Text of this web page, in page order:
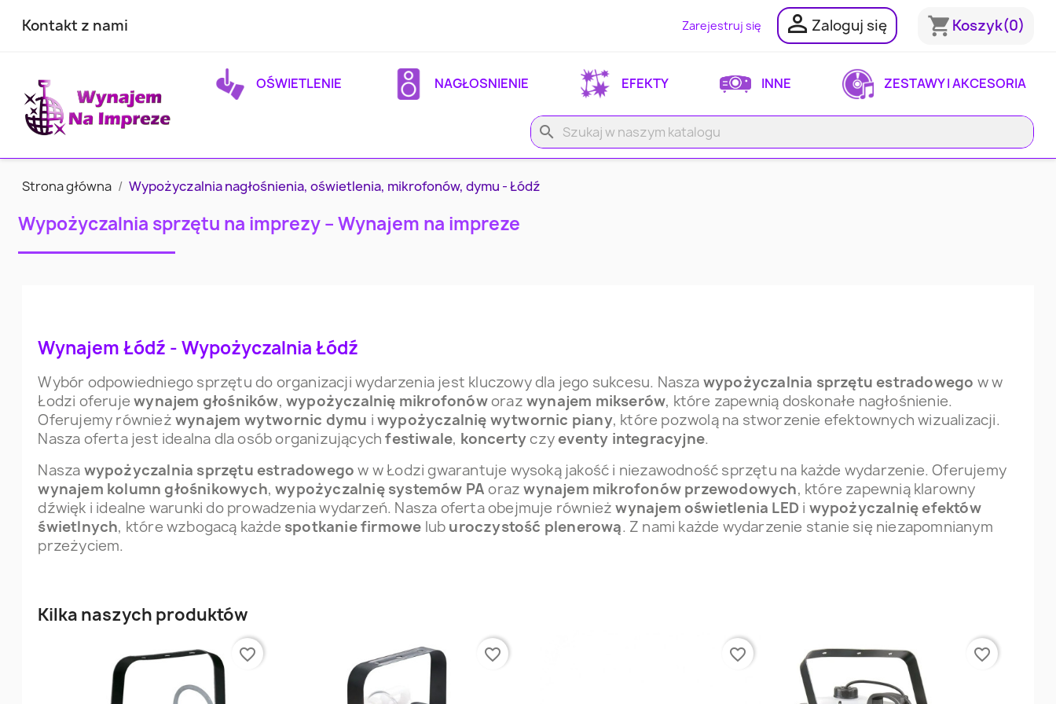
Kontakt z nami Zarejestruj się  Zaloguj się shopping_cart Koszyk(0)
OŚWIETLENIE NAGŁOSNIENIE EFEKTY INNE ZESTAWY I AKCESORIA
search
Strona główna Wypożyczalnia nagłośnienia, oświetlenia, mikrofonów, dymu - Łódź
Wypożyczalnia sprzętu na imprezy – Wynajem na impreze
Wynajem Łódź - Wypożyczalnia Łódź
Wybór odpowiedniego sprzętu do organizacji wydarzenia jest kluczowy dla jego sukcesu. Nasza wypożyczalnia sprzętu estradowego w w
Łodzi oferujewynajem głośników,wypożyczalnię mikrofonóworazwynajem mikserów, które zapewnią doskonałe nagłośnienie.
Oferujemy równieżwynajem wytwornic dymu iwypożyczalnię wytwornic piany, które pozwolą na stworzenie efektownych wizualizacji.
Nasza oferta jest idealna dla osób organizującychfestiwale, koncertyczyeventy integracyjne.
Nasza wypożyczalnia sprzętu estradowego w w Łodzi gwarantuje wysoką jakość i niezawodność sprzętu na każde wydarzenie. Oferujemy
wynajem kolumn głośnikowych,wypożyczalnię systemów PA orazwynajem mikrofonów przewodowych, które zapewnią klarowny
dźwięk i idealne warunki do prowadzenia wydarzeń. Nasza oferta obejmuje równieżwynajem oświetlenia LED i wypożyczalnię efektów
świetlnych, które wzbogacą każde spotkanie firmowe lub uroczystość plenerową. Z nami każde wydarzenie stanie się niezapomnianym
przeżyciem.
Kilka naszych produktów
favorite_border favorite_border favorite_border favorite_border